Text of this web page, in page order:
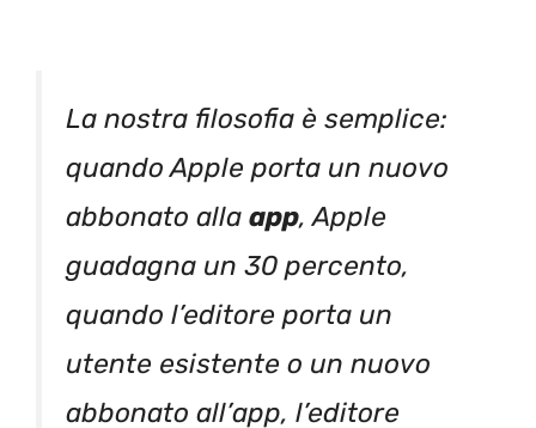
La nostra filosofia è semplice:
quando Apple porta un nuovo
abbonato alla app, Apple
guadagna un 30 percento,
quando l’editore porta un
utente esistente o un nuovo
abbonato all’app, l’editore